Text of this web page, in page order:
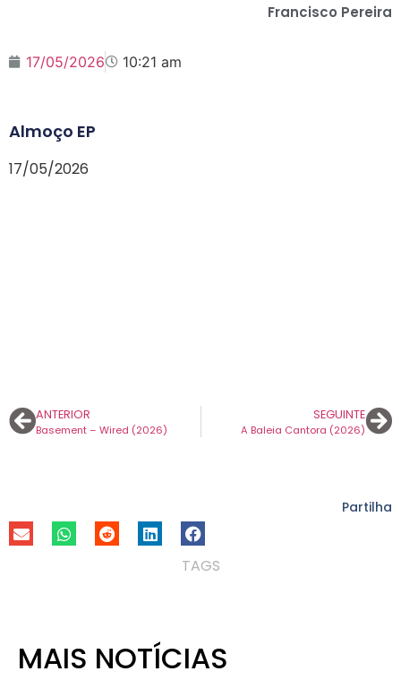
Francisco Pereira
17/05/2026 10:21 am
Almoço EP
17/05/2026
ANTERIOR
Basement – Wired (2026)
SEGUINTE
A Baleia Cantora (2026)
Partilha
TAGS
MAIS NOTÍCIAS